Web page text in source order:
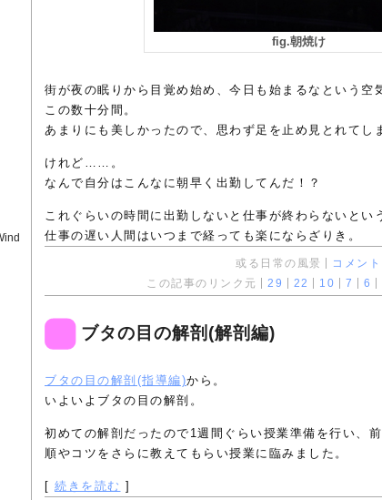
fig.朝焼け
街が夜の眠りから目覚め始め、今日も始まるなという空
この数十分間。
あまりにも美しかったので、思わず足を止め見とれてし
けれど……。
なんで自分はこんなに朝早く出勤してんだ！？
これぐらいの時間に出勤しないと仕事が終わらないとい
仕事の遅い人間はいつまで経っても楽にならざりき。
或る日常の風景 コメン
この記事のリンク元
29 22 10 7 6
ブタの目の解剖(解剖編)
ブタの目の解剖(指導編)から。
いよいよブタの目の解剖。
初めての解剖だったので1週間ぐらい授業準備を行い、
順やコツをさらに教えてもらい授業に臨みました。
[ 続きを読む ]